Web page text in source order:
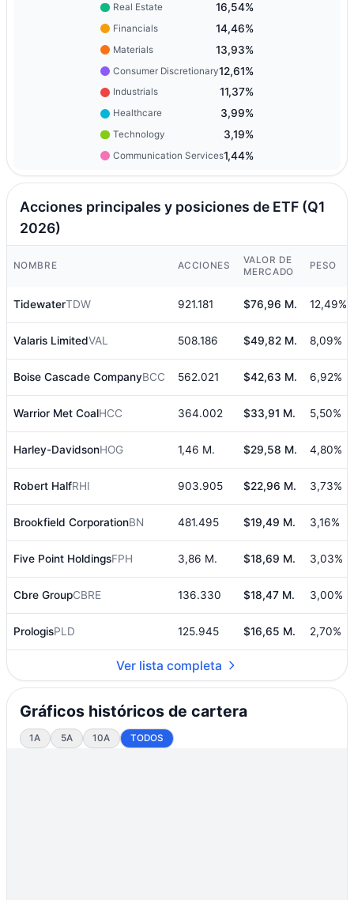
Real Estate 16,54%
Financials 14,46%
Materials 13,93%
Consumer Discretionary12,61%
Industrials 11,37%
Healthcare 3,99%
Technology 3,19%
Communication Services1,44%
Acciones principales y posiciones de ETF (Q1
2026)
NOMBRE ACCIONES
VALOR DE
MERCADO
PESO
TidewaterTDW 921.181 $76,96 M. 12,49%
Valaris LimitedVAL 508.186 $49,82 M. 8,09%
Boise Cascade CompanyBCC 562.021 $42,63 M. 6,92%
Warrior Met CoalHCC 364.002 $33,91 M. 5,50%
Harley-DavidsonHOG 1,46 M. $29,58 M. 4,80%
Robert HalfRHI 903.905 $22,96 M. 3,73%
Brookfield CorporationBN 481.495 $19,49 M. 3,16%
Five Point HoldingsFPH 3,86 M. $18,69 M. 3,03%
Cbre GroupCBRE 136.330 $18,47 M. 3,00%
PrologisPLD 125.945 $16,65 M. 2,70%
Ver lista completa
Gráficos históricos de cartera
1A 5A 10A TODOS